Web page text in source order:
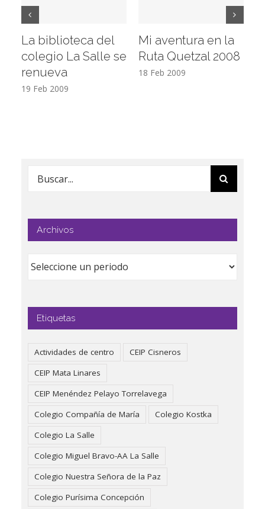
La biblioteca del
colegio La Salle se
renueva
19 Feb 2009
Mi aventura en la
Ruta Quetzal 2008
18 Feb 2009
Buscar:
Archivos
Etiquetas
Actividades de centro
CEIP Cisneros
CEIP Mata Linares
CEIP Menéndez Pelayo Torrelavega
Colegio Compañía de María
Colegio Kostka
Colegio La Salle
Colegio Miguel Bravo-AA La Salle
Colegio Nuestra Señora de la Paz
Colegio Purísima Concepción